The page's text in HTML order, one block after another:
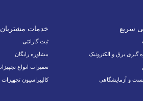
سریع
گیری برق و الکترونیک
و آزمایشگاهی
خدمات مشتریان
ثبت گارانتی
مشاوره رایگان
تعمیرات انواع
کالیبراسیون